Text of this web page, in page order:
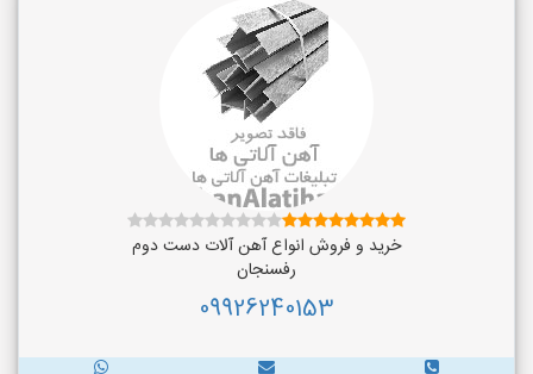
خرید و فروش انواع آهن آلات دست دوم
رفسنجان
09926240153